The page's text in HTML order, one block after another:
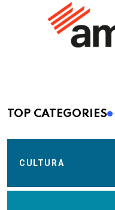
TOP CATEGORIES
CULTURA